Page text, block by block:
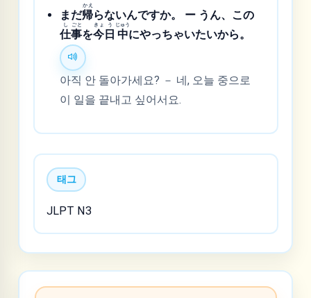
まだ帰
かえ
らないんですか。 ー うん、この
仕
し
事
ごと
を今
きょ
日
う
中
じゅう
にやっちゃいたいから。
아직 안 돌아가세요? － 네, 오늘 중으로
이 일을 끝내고 싶어서요.
태그
JLPT N3